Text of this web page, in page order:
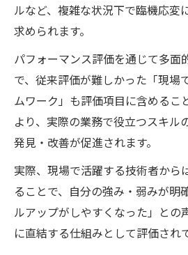
ルなど、複雑な状況下で臨機応変
求められます。
パフォーマンス評価を通じて多面
で、従来評価が難しかった「現場
ムワーク」も評価項目に含めるこ
より、実際の業務で役立つスキル
発見・改善が促進されます。
実際、現場で活躍する技術者から
ることで、自分の強み・弱みが明
ルアップがしやすくなった」との
に直結する仕組みとして評価され